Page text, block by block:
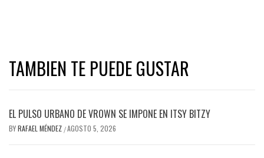
TAMBIEN TE PUEDE GUSTAR
EL PULSO URBANO DE VROWN SE IMPONE EN ITSY BITZY
BYRAFAEL MÉNDEZ /AGOSTO 5, 2026